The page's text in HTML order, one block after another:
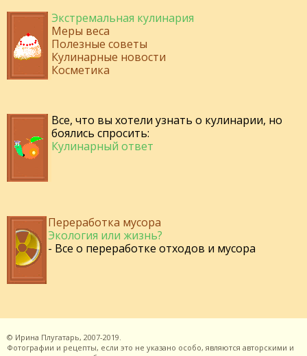
Экстремальная кулинария
Меры веса
Полезные советы
Кулинарные новости
Косметика
Все, что вы хотели узнать о кулинарии, но
боялись спросить:
Кулинарный ответ
Переработка мусора
Экология или жизнь?
- Все о переработке отходов и мусора
© Ирина Плугатарь, 2007-2019.
Фотографии и рецепты, если это не указано особо, являются авторскими и